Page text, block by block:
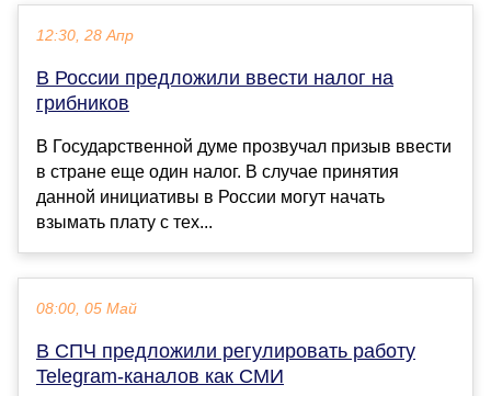
12:30, 28 Апр
В России предложили ввести налог на
грибников
В Государственной думе прозвучал призыв ввести
в стране еще один налог. В случае принятия
данной инициативы в России могут начать
взымать плату с тех...
08:00, 05 Май
В СПЧ предложили регулировать работу
Telegram-каналов как СМИ